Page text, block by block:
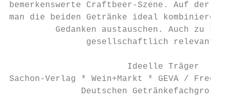
bemerkenswerte Craftbeer-Szene. Auf der
man die beiden Getränke ideal kombinieren
Gedanken austauschen. Auch zu
gesellschaftlich relevanten
                       Ideelle Träger
Sachon-Verlag * Wein+Markt * GEVA /
Deutschen